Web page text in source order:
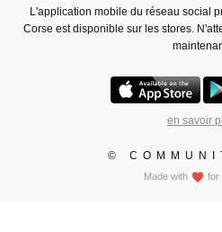
L'application mobile du réseau social
Corse est disponible sur les stores.
en savoir
©
Made with for